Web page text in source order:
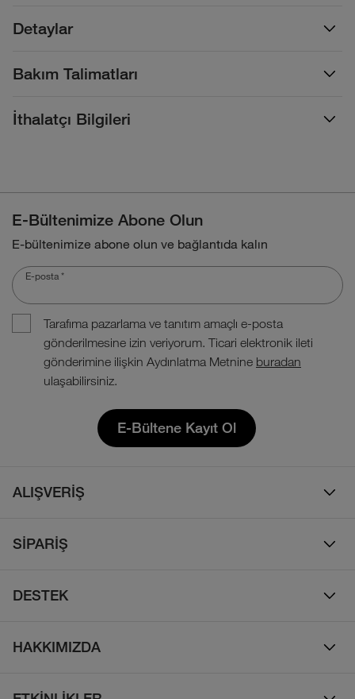
Detaylar
Bakım Talimatları
İthalatçı Bilgileri
E-Bültenimize Abone Olun
E-bültenimize abone olun ve bağlantıda kalın
E-posta *
Tarafıma pazarlama ve tanıtım amaçlı e-posta
gönderilmesine izin veriyorum. Ticari elektronik ileti
gönderimine ilişkin Aydınlatma Metnine buradan
ulaşabilirsiniz.
E-Bültene Kayıt Ol
ALIŞVERİŞ
Çocuk
Ayakkabı
SİPARİŞ
İade Politikası
DESTEK
Sıkça Sorulan Sorular
HAKKIMIZDA